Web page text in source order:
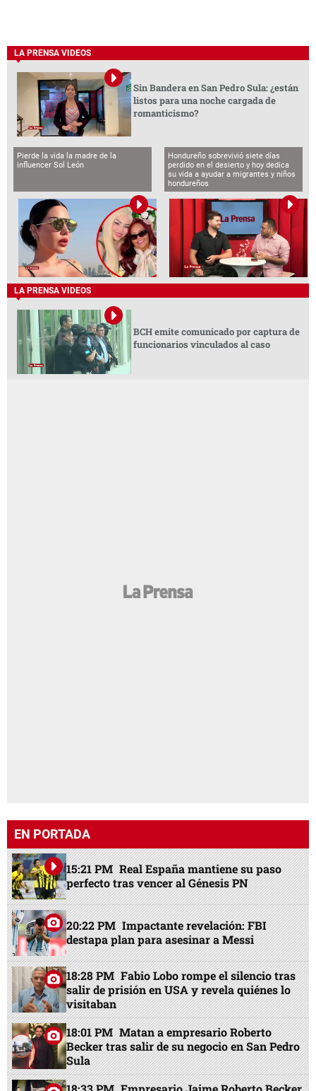
LA PRENSA VIDEOS
Sin Bandera en San Pedro Sula: ¿están
listos para una noche cargada de
romanticismo?
Pierde la vida la madre de la
influencer Sol León
Hondureño sobrevivió siete días
perdido en el desierto y hoy dedica
su vida a ayudar a migrantes y niños
hondureños
LA PRENSA VIDEOS
BCH emite comunicado por captura de
funcionarios vinculados al caso
EN PORTADA
15:21 PM Real España mantiene su paso
perfecto tras vencer al Génesis PN
20:22 PM Impactante revelación: FBI
destapa plan para asesinar a Messi
18:28 PM Fabio Lobo rompe el silencio tras
salir de prisión en USA y revela quiénes lo
visitaban
18:01 PM Matan a empresario Roberto
Becker tras salir de su negocio en San Pedro
Sula